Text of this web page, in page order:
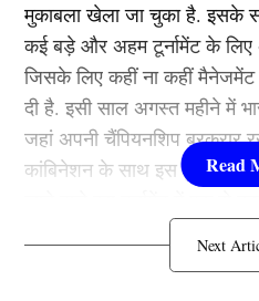
मुकाबला खेला जा चुका है. इसके
कई बड़े और अहम टूर्नामेंट के
जिसके लिए कहीं ना कहीं
दी है. इसी साल अगस्त महीने में
जहां अपनी चैंपियनशिप बरकरार
कांबिनेशन के साथ इस टूर्नामेंट में
खिलाड़ी नजर आएंगे. साथ ही साथ
में वापसी संभव मानी जा रही है.